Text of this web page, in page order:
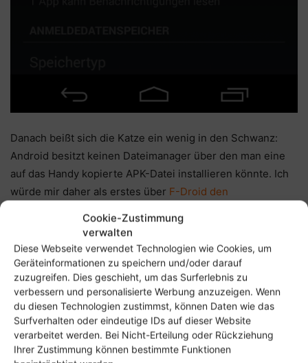
Cookie-Zustimmung
verwalten
Diese Webseite verwendet Technologien wie Cookies, um
Geräteinformationen zu speichern und/oder darauf
zuzugreifen. Dies geschieht, um das Surferlebnis zu
verbessern und personalisierte Werbung anzuzeigen. Wenn
du diesen Technologien zustimmst, können Daten wie das
Surfverhalten oder eindeutige IDs auf dieser Website
verarbeitet werden. Bei Nicht-Erteilung oder Rückziehung
Ihrer Zustimmung können bestimmte Funktionen
Danach beißt sich die Katze ein wenig in den Schwanz:
Android besitzt keinen Dateimanager über den man eine
auf das Handy kopierte APK-Datei installieren könnte. Ich
würde mir daher als erstes über F-Droid den
und eben auch manuell installieren. Danach schiebt ihr
eure per Raccoon heruntergeladenen Apps via USB-Kabel
auf das Handy (oder nutzt AirDroid, einen FTP-Server, SSH
und so weiter), wählt die Datei dann per Datei Manager an
und lasst die Installation durchlaufen.